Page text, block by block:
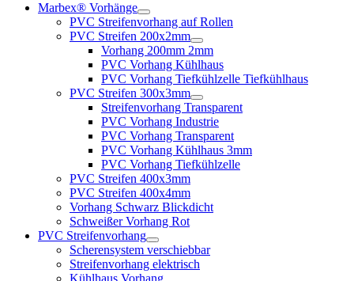
Marbex® Vorhänge
PVC Streifenvorhang auf Rollen
PVC Streifen 200x2mm
Vorhang 200mm 2mm
PVC Vorhang Kühlhaus
PVC Vorhang Tiefkühlzelle Tiefkühlhaus
PVC Streifen 300x3mm
Streifenvorhang Transparent
PVC Vorhang Industrie
PVC Vorhang Transparent
PVC Vorhang Kühlhaus 3mm
PVC Vorhang Tiefkühlzelle
PVC Streifen 400x3mm
PVC Streifen 400x4mm
Vorhang Schwarz Blickdicht
Schweißer Vorhang Rot
PVC Streifenvorhang
Scherensystem verschiebbar
Streifenvorhang elektrisch
Kühlhaus Vorhang